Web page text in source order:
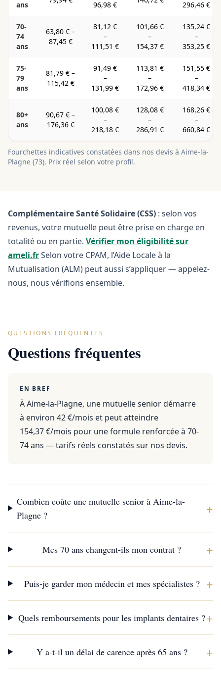
ans 96,98 € 296,46 €
70-
74
ans
63,80 € –
87,45 €
81,12 €
–
111,51 €
101,66 €
–
154,37 €
135,24 €
–
353,25 €
75-
79
ans
81,79 € –
115,42 €
91,49 €
–
131,99 €
113,81 €
–
172,96 €
151,55 €
–
418,34 €
80+
ans
90,67 € –
176,36 €
100,08 €
–
218,18 €
128,08 €
–
286,91 €
168,26 €
–
660,84 €
Fourchettes indicatives constatées dans nos devis à Aime-la-
Plagne (73). Prix réel selon votre profil.
Complémentaire Santé Solidaire (CSS) : selon vos
revenus, votre mutuelle peut être prise en charge en
totalité ou en partie. Vérifier mon éligibilité sur
ameli.frSelon votre CPAM, l’Aide Locale à la
Mutualisation (ALM) peut aussi s’appliquer — appelez-
nous, nous vérifions ensemble.
QUESTIONS FRÉQUENTES
Questions fréquentes
EN BREF
À Aime-la-Plagne, une mutuelle senior démarre
à environ 42 €/mois et peut atteindre
154,37 €/mois pour une formule renforcée à 70-
74 ans — tarifs réels constatés sur nos devis.
Combien coûte une mutuelle senior à Aime-la-
Plagne ?
+
Mes 70 ans changent-ils mon contrat ? +
Puis-je garder mon médecin et mes spécialistes ? +
Quels remboursements pour les implants dentaires ?+
Y a-t-il un délai de carence après 65 ans ? +